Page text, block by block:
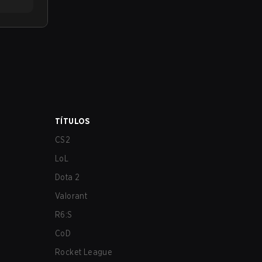
TÍTULOS
CS2
LoL
Dota 2
Valorant
R6:S
CoD
Rocket League